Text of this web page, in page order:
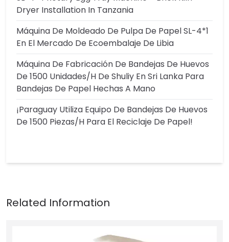
Dryer Installation In Tanzania
Máquina De Moldeado De Pulpa De Papel SL-4*1
En El Mercado De Ecoembalaje De Libia
Máquina De Fabricación De Bandejas De Huevos
De 1500 Unidades/h De Shuliy En Sri Lanka Para
Bandejas De Papel Hechas A Mano
¡Paraguay Utiliza Equipo De Bandejas De Huevos
De 1500 Piezas/h Para El Reciclaje De Papel!